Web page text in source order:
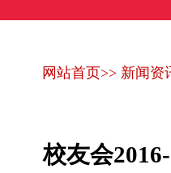
网站首页>> 新闻资
校友会